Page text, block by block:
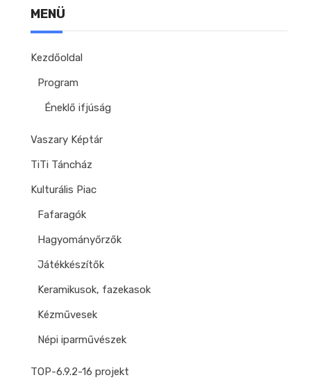
MENÜ
Kezdőoldal
Program
Éneklő ifjúság
Vaszary Képtár
TiTi Táncház
Kulturális Piac
Fafaragók
Hagyományőrzők
Játékkészítők
Keramikusok, fazekasok
Kézművesek
Népi iparművészek
TOP-6.9.2-16 projekt